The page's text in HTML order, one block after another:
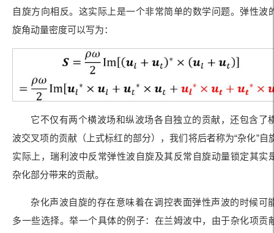
自旋方向相反。这实际上是一个非常简单的数学问题。弹性波
旋角动量密度可以写为：
它不仅有两个横波场和纵波场各自独立的贡献，还包含了
波交叉项的贡献（上式标红的部分），我们将后者称为“杂化”自
实际上，瑞利波中反常弹性波自旋及其反常自旋动量锁定其实
杂化部分带来的贡献。
杂化声波自旋的存在意味着在调控表面弹性声波的时候可
多一些选择。举一个具体的例子：在兰姆波中，由于杂化项贡